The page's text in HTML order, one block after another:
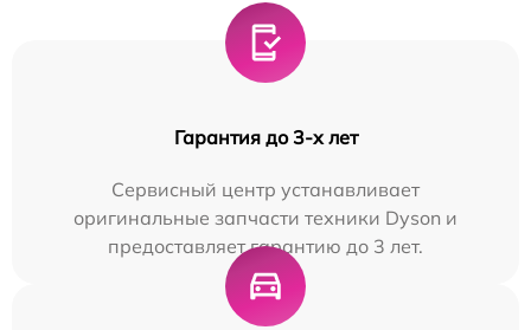
Гарантия до 3-х лет
Сервисный центр устанавливает
оригинальные запчасти техники Dyson и
предоставляет гарантию до 3 лет.